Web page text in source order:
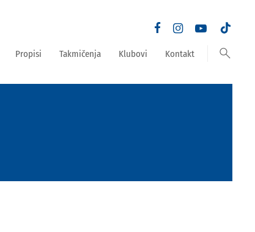
Propisi Takmičenja Klubovi Kontakt search